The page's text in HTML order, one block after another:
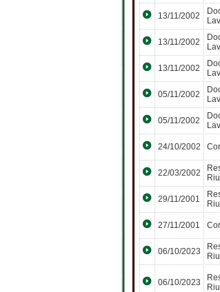
13/11/2002
13/11/2002
13/11/2002
05/11/2002
05/11/2002
24/10/2002
22/03/2002
29/11/2001
27/11/2001
06/10/2023
06/10/2023